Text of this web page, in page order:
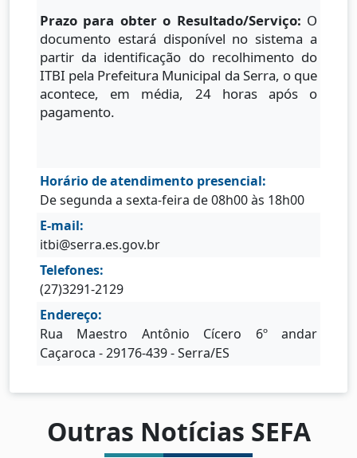
Prazo para obter o Resultado/Serviço: O
documento estará disponível no sistema a
partir da identificação do recolhimento do
ITBI pela Prefeitura Municipal da Serra, o que
acontece, em média, 24 horas após o
pagamento.
Horário de atendimento presencial:
De segunda a sexta-feira de 08h00 às 18h00
E-mail:
itbi@serra.es.gov.br
Telefones:
(27)3291-2129
Endereço:
Rua Maestro Antônio Cícero 6º andar
Caçaroca - 29176-439 - Serra/ES
Outras Notícias SEFA